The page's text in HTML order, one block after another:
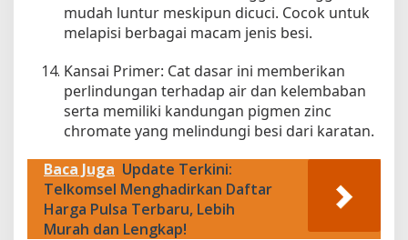
mudah luntur meskipun dicuci. Cocok untuk
melapisi berbagai macam jenis besi.
Kansai Primer: Cat dasar ini memberikan
perlindungan terhadap air dan kelembaban
serta memiliki kandungan pigmen zinc
chromate yang melindungi besi dari karatan.
Baca Juga Update Terkini:
Telkomsel Menghadirkan Daftar
Harga Pulsa Terbaru, Lebih
Murah dan Lengkap!